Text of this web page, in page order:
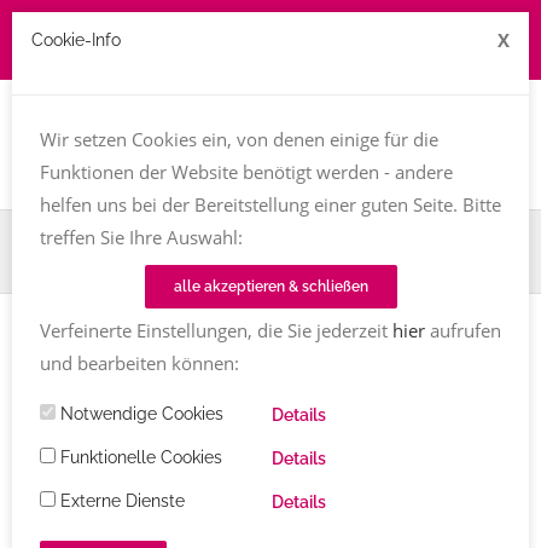
Home TT-Magazin
Lea Lavendel und der magische Honig
BUCHVORSTELLUNG
Honigvon Corinna Wieja
Kommentare
21.12.2021 (aktualisiert 24.12.2021)
Share
Cookie-Info X
Wir setzen Cookies ein, von denen einige für die
Funktionen der Website benötigt werden - andere
helfen uns bei der Bereitstellung einer guten Seite. Bitte
treffen Sie Ihre Auswahl:
alle akzeptieren & schließen
Verfeinerte Einstellungen, die Sie jederzeit hieraufrufen
und bearbeiten können:
Notwendige Cookies Details
Funktionelle Cookies Details
Externe Dienste Details